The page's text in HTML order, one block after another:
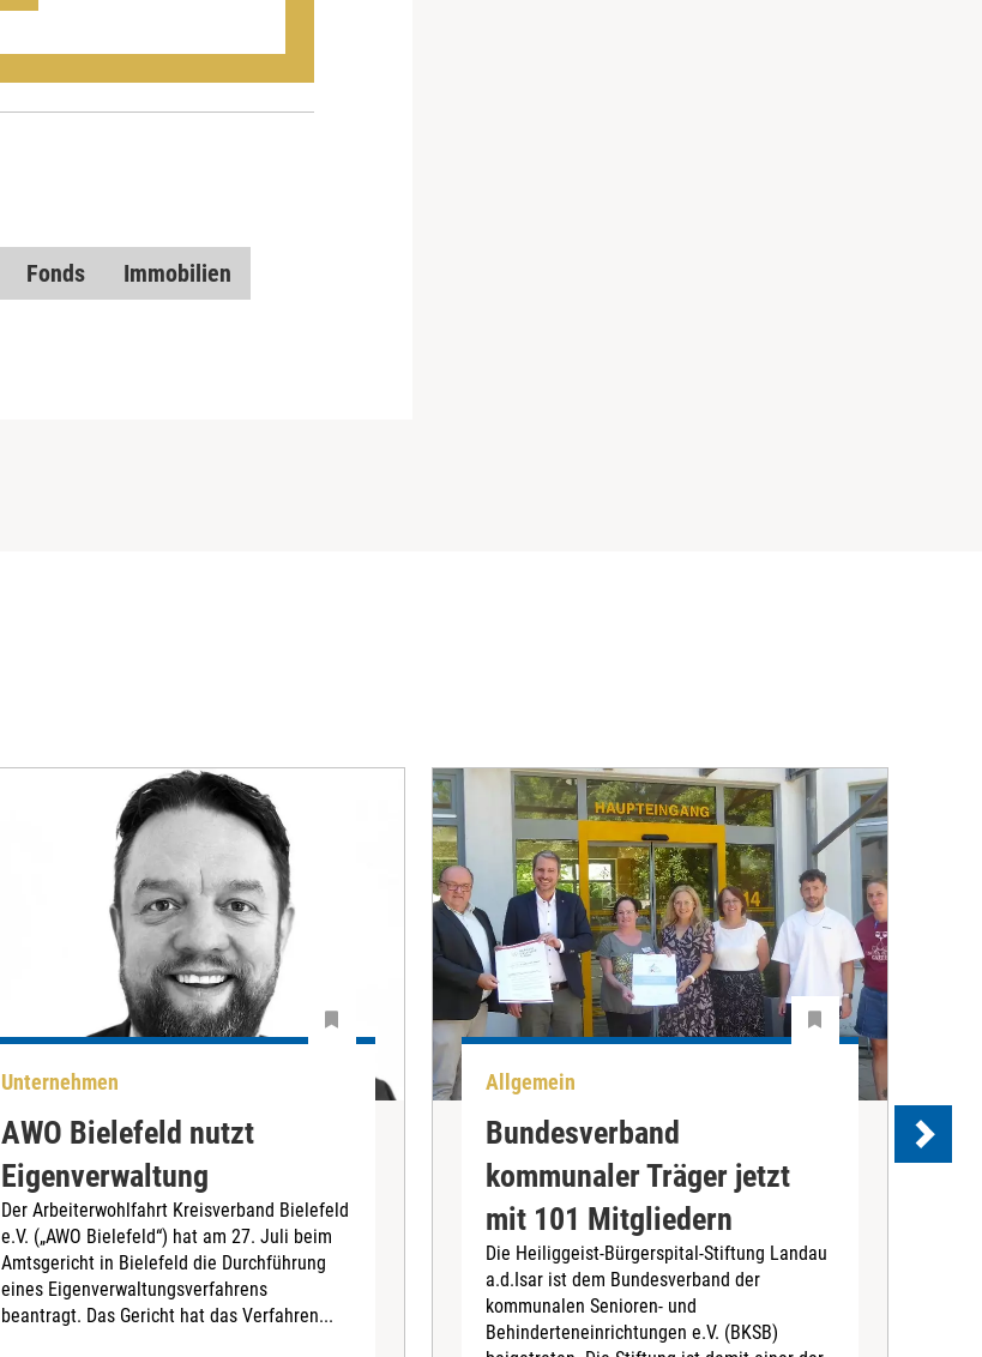
Fonds Immobilien
Unternehmen
AWO Bielefeld nutzt
Eigenverwaltung
Der Arbeiterwohlfahrt Kreisverband Bielefeld
e.V. („AWO Bielefeld“) hat am 27. Juli beim
Amtsgericht in Bielefeld die Durchführung
eines Eigenverwaltungsverfahrens
beantragt. Das Gericht hat das Verfahren...
Allgemein
Bundesverband
kommunaler Träger jetzt
mit 101 Mitgliedern
Die Heiliggeist-Bürgerspital-Stiftung Landau
a.d.Isar ist dem Bundesverband der
kommunalen Senioren- und
Behinderteneinrichtungen e.V. (BKSB)